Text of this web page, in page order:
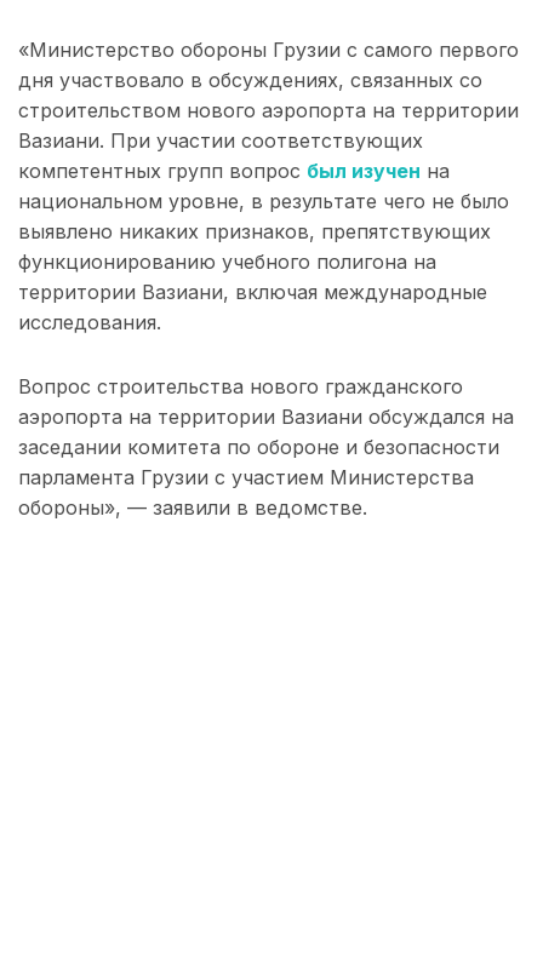
«Министерство обороны Грузии с самого первого
дня участвовало в обсуждениях, связанных со
строительством нового аэропорта на территории
Вазиани. При участии соответствующих
компетентных групп вопрос был изучен на
национальном уровне, в результате чего не было
выявлено никаких признаков, препятствующих
функционированию учебного полигона на
территории Вазиани, включая международные
исследования.
Вопрос строительства нового гражданского
аэропорта на территории Вазиани обсуждался на
заседании комитета по обороне и безопасности
парламента Грузии с участием Министерства
обороны», — заявили в ведомстве.